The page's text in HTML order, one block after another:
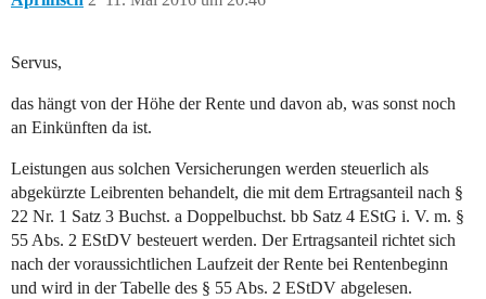
Servus,
das hängt von der Höhe der Rente und davon ab, was sonst noch
an Einkünften da ist.
Leistungen aus solchen Versicherungen werden steuerlich als
abgekürzte Leibrenten behandelt, die mit dem Ertragsanteil nach §
22 Nr. 1 Satz 3 Buchst. a Doppelbuchst. bb Satz 4 EStG i. V. m. §
55 Abs. 2 EStDV besteuert werden. Der Ertragsanteil richtet sich
nach der voraussichtlichen Laufzeit der Rente bei Rentenbeginn
und wird in der Tabelle des § 55 Abs. 2 EStDV abgelesen.